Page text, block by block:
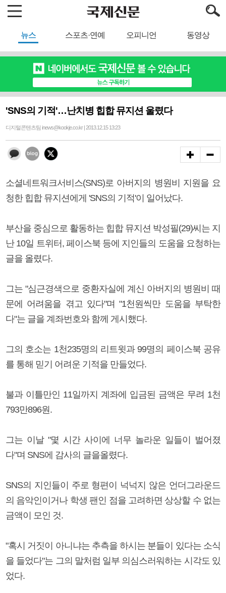
뉴스 스포츠·연예 오피니언 동영상
'SNS의 기적'…난치병 힙합 뮤지션 울렸다
디지털콘텐츠팀 inews@kookje.co.kr | 2013.12.15 13:23
소셜네트워크서비스(SNS)로 아버지의 병원비 지원을 요
청한 힙합 뮤지션에게 'SNS의 기적'이 일어났다.
부산을 중심으로 활동하는 힙합 뮤지션 박성필(29)씨는 지
난 10일 트위터, 페이스북 등에 지인들의 도움을 요청하는
글을 올렸다.
그는 "심근경색으로 중환자실에 계신 아버지의 병원비 때
문에 어려움을 겪고 있다"며 "1천원씩만 도움을 부탁한
다"는 글을 계좌번호와 함께 게시했다.
그의 호소는 1천235명의 리트윗과 99명의 페이스북 공유
를 통해 믿기 어려운 기적을 만들었다.
불과 이틀만인 11일까지 계좌에 입금된 금액은 무려 1천
793만896원.
그는 이날 "몇 시간 사이에 너무 놀라운 일들이 벌어졌
다"며 SNS에 감사의 글을올렸다.
SNS의 지인들이 주로 형편이 넉넉지 않은 언더그라운드
의 음악인이거나 학생 팬인 점을 고려하면 상상할 수 없는
금액이 모인 것.
"혹시 거짓이 아니냐는 추측을 하시는 분들이 있다는 소식
을 들었다"는 그의 말처럼 일부 의심스러워하는 시각도 있
었다.